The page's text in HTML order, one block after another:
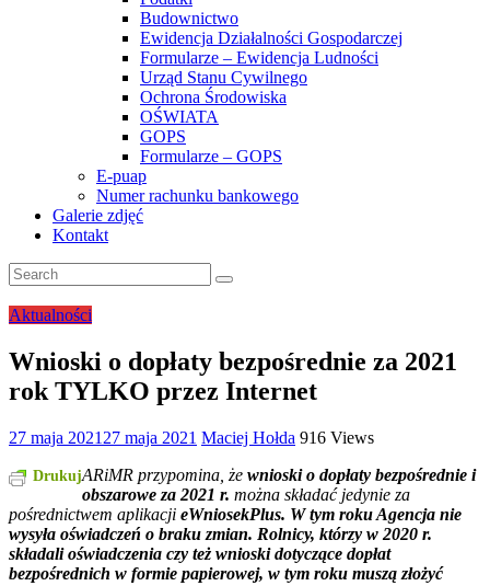
Budownictwo
Ewidencja Działalności Gospodarczej
Formularze – Ewidencja Ludności
Urząd Stanu Cywilnego
Ochrona Środowiska
OŚWIATA
GOPS
Formularze – GOPS
E-puap
Numer rachunku bankowego
Galerie zdjęć
Kontakt
Aktualności
Wnioski o dopłaty bezpośrednie za 2021
rok TYLKO przez Internet
27 maja 2021 27 maja 2021 Maciej Hołda 916 Views
DrukujARiMR przypomina, że wnioski o dopłaty bezpośrednie i
obszarowe za 2021 r. można składać jedynie za
pośrednictwem aplikacji eWniosekPlus. W tym roku Agencja nie
wysyła oświadczeń o braku zmian. Rolnicy, którzy w 2020 r.
składali oświadczenia czy też wnioski dotyczące dopłat
bezpośrednich w formie papierowej, w tym roku muszą złożyć